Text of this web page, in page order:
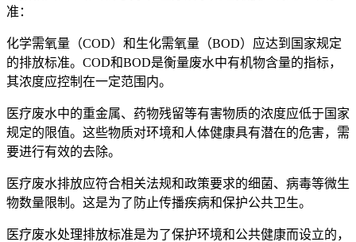
准：
化学需氧量（COD）和生化需氧量（BOD）应达到国家规定
的排放标准。COD和BOD是衡量废水中有机物含量的指标，
其浓度应控制在一定范围内。
医疗废水中的重金属、药物残留等有害物质的浓度应低于国家
规定的限值。这些物质对环境和人体健康具有潜在的危害，需
要进行有效的去除。
医疗废水排放应符合相关法规和政策要求的细菌、病毒等微生
物数量限制。这是为了防止传播疾病和保护公共卫生。
医疗废水处理排放标准是为了保护环境和公共健康而设立的，